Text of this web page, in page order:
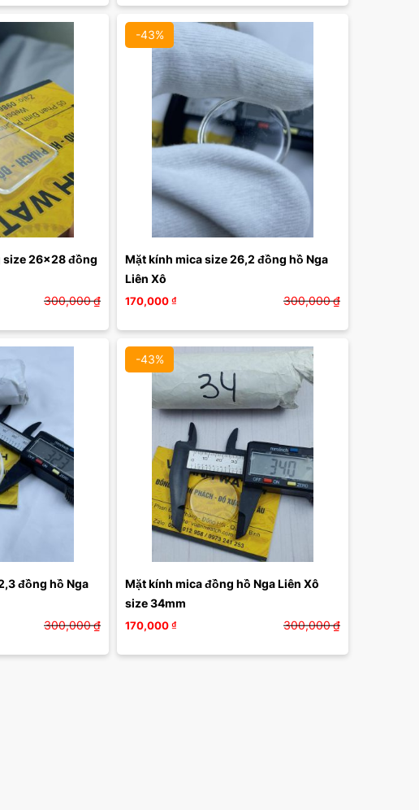
size 26x28 đồng
300,000₫
-43%
Mặt kính mica size 26,2 đồng hồ Nga
Liên Xô
170,000₫ 300,000₫
đồng hồ Nga
300,000₫
-43%
Mặt kính mica đồng hồ Nga Liên Xô
size 34mm
170,000₫ 300,000₫